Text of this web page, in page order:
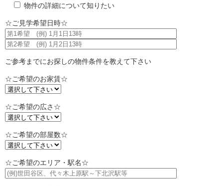
物件の詳細について知りたい
☆ご見学希望日時☆
ご参考までにお探しの物件条件を教えて下さい
☆ご希望のお家賃☆
☆ご希望の広さ☆
☆ご希望の部屋数☆
☆ご希望のエリア・駅名☆